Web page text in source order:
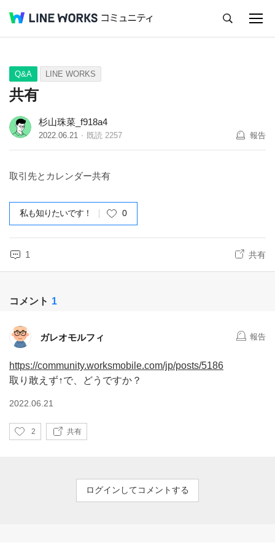
Q&A Tips Ideas
Q&A LINE WORKS
共有
杉山珠菜_f918a4
2022.06.21 既読 2257 報告
取引先とカレンダー共有
私も知りたいです！ 0
1 共有
コメント 1
ガレオモルフィ 報告
https://community.worksmobile.com/jp/posts/5186
取り敢えず↑で、どうですか？
2022.06.21
い
2 共有
ログインしてコメントする